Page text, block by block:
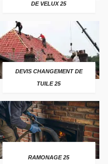
DE VELUX 25
DEVIS CHANGEMENT DE
TUILE 25
RAMONAGE 25